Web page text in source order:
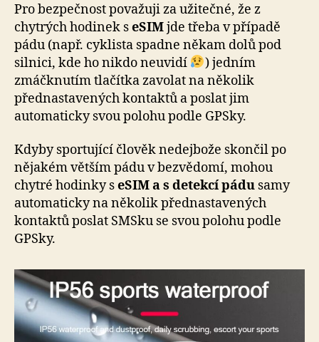
Pro bezpečnost považuji za užitečné, že z
chytrých hodinek seSIMjde třeba v případě
pádu (např. cyklista spadne někam dolů pod
silnici, kde ho nikdo neuvidí
) jedním
zmáčknutím tlačítka zavolat na několik
přednastavených kontaktů a poslat jim
automaticky svou polohu podle GPSky.
Kdyby sportující člověk nedejbože skončil po
nějakém větším pádu v bezvědomí, mohou
chytré hodinky seSIM a s detekcí pádu samy
automaticky na několik přednastavených
kontaktů poslat SMSku se svou polohu podle
GPSky.